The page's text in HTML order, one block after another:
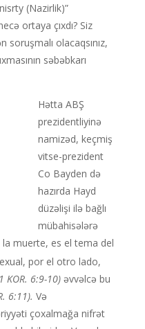
(Nazirlik)”
ortaya çıxdı? Siz
soruşmalı olacaqsınız,
səbəbkarı
Hətta ABŞ
prezidentliyinə
namizəd, keçmiş
vitse-prezident
Co Bayden də
hazırda Hayd
düzəlişi ilə bağlı
mübahisələrə
muerte, es el tema del
por el otro lado,
KOR. 6:9-10) əvvəlcə bu
6:11). Və
çoxalmağa nifrət